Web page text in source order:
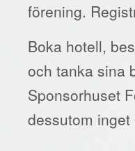
förening.
Boka hotell,
och tanka sina
Sponsorhuset
dessutom inget